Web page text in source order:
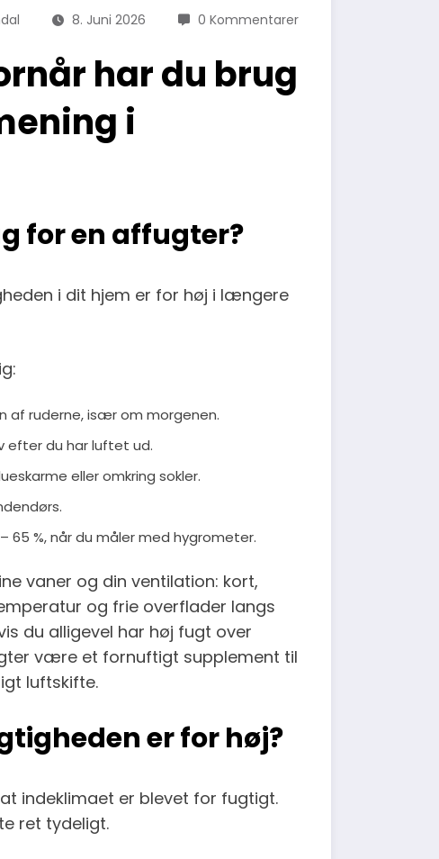
8. Juni 2026 0 Kommentarer
har du brug
i
for en affugter?
i dit hjem er for høj i længere
af ruderne, især om morgenen.
efter du har luftet ud.
eller omkring sokler.
65 %, når du måler med hygrometer.
vaner og din ventilation: kort,
og frie overflader langs
du alligevel har høj fugt over
være et fornuftigt supplement til
luftskifte.
er for høj?
indeklimaet er blevet for fugtigt.
ret tydeligt.